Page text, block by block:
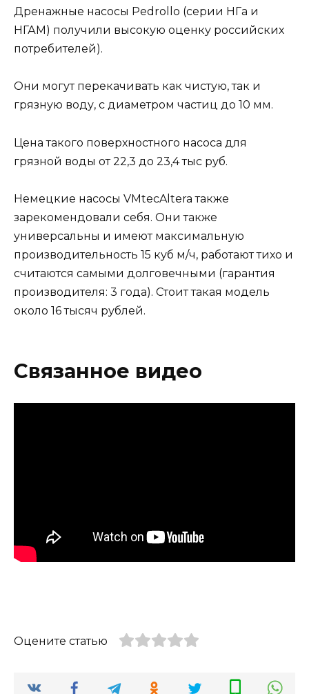
Дренажные насосы Pedrollo (серии НГа и
НГАМ) получили высокую оценку российских
потребителей).
Они могут перекачивать как чистую, так и
грязную воду, с диаметром частиц до 10 мм.
Цена такого поверхностного насоса для
грязной воды от 22,3 до 23,4 тыс руб.
Немецкие насосы VMtecAltera также
зарекомендовали себя. Они также
универсальны и имеют максимальную
производительность 15 куб м/ч, работают тихо и
считаются самыми долговечными (гарантия
производителя: 3 года). Стоит такая модель
около 16 тысяч рублей.
Связанное видео
Оцените статью